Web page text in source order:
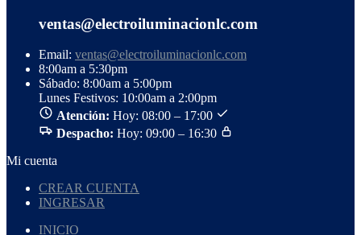
ventas@electroiluminacionlc.com
Email: ventas@electroiluminacionlc.com
8:00am a 5:30pm
Sábado: 8:00am a 5:00pm
Lunes Festivos: 10:00am a 2:00pm
Atención: Hoy: 08:00 – 17:00
Despacho: Hoy: 09:00 – 16:30
Mi cuenta
CREAR CUENTA
INGRESAR
INICIO